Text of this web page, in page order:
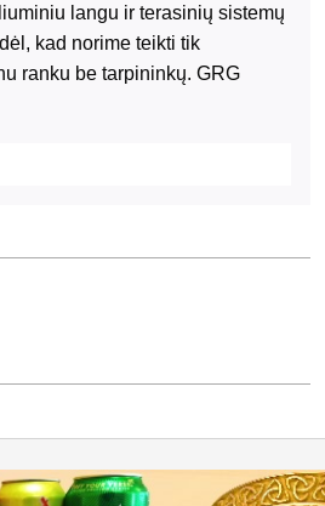
langu ir terasinių sistemų
kad norime teikti tik
ranku be tarpininkų. GRG